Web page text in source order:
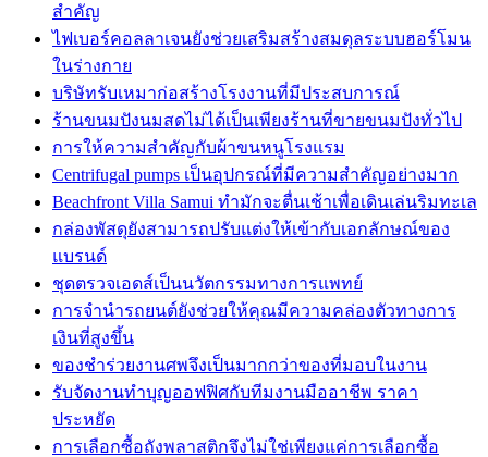
สำคัญ
ไฟเบอร์คอลลาเจนยังช่วยเสริมสร้างสมดุลระบบฮอร์โมน
ในร่างกาย
บริษัทรับเหมาก่อสร้างโรงงานที่มีประสบการณ์
ร้านขนมปังนมสดไม่ได้เป็นเพียงร้านที่ขายขนมปังทั่วไป
การให้ความสำคัญกับผ้าขนหนูโรงแรม
Centrifugal pumps เป็นอุปกรณ์ที่มีความสำคัญอย่างมาก
Beachfront Villa Samui ทำมักจะตื่นเช้าเพื่อเดินเล่นริมทะเล
กล่องพัสดุยังสามารถปรับแต่งให้เข้ากับเอกลักษณ์ของ
แบรนด์
ชุดตรวจเอดส์เป็นนวัตกรรมทางการแพทย์
การจำนำรถยนต์ยังช่วยให้คุณมีความคล่องตัวทางการ
เงินที่สูงขึ้น
ของชำร่วยงานศพจึงเป็นมากกว่าของที่มอบในงาน
รับจัดงานทำบุญออฟฟิศกับทีมงานมืออาชีพ ราคา
ประหยัด
การเลือกซื้อถังพลาสติกจึงไม่ใช่เพียงแค่การเลือกซื้อ